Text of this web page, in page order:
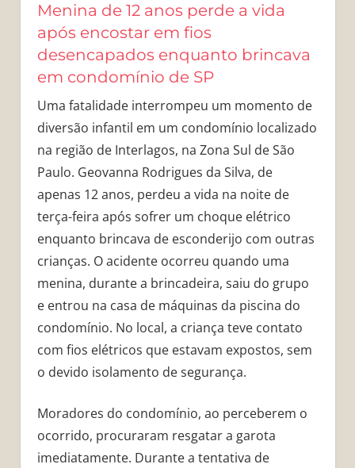
Menina de 12 anos perde a vida
após encostar em fios
desencapados enquanto brincava
em condomínio de SP
Uma fatalidade interrompeu um momento de
diversão infantil em um condomínio localizado
na região de Interlagos, na Zona Sul de São
Paulo. Geovanna Rodrigues da Silva, de
apenas 12 anos, perdeu a vida na noite de
terça-feira após sofrer um choque elétrico
enquanto brincava de esconderijo com outras
crianças. O acidente ocorreu quando uma
menina, durante a brincadeira, saiu do grupo
e entrou na casa de máquinas da piscina do
condomínio. No local, a criança teve contato
com fios elétricos que estavam expostos, sem
o devido isolamento de segurança.
Moradores do condomínio, ao perceberem o
ocorrido, procuraram resgatar a garota
imediatamente. Durante a tentativa de